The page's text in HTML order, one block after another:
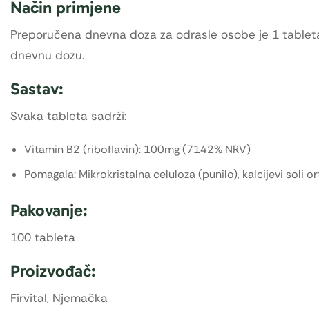
Način primjene
Preporučena dnevna doza za odrasle osobe je 1
dnevnu dozu.
Sastav:
Svaka tableta sadrži:
Vitamin B2 (riboflavin): 100mg (7142% NRV)
Pomagala: Mikrokristalna celuloza (punilo), kalcijevi soli
Pakovanje:
100 tableta
Proizvođač:
Firvital, Njemačka